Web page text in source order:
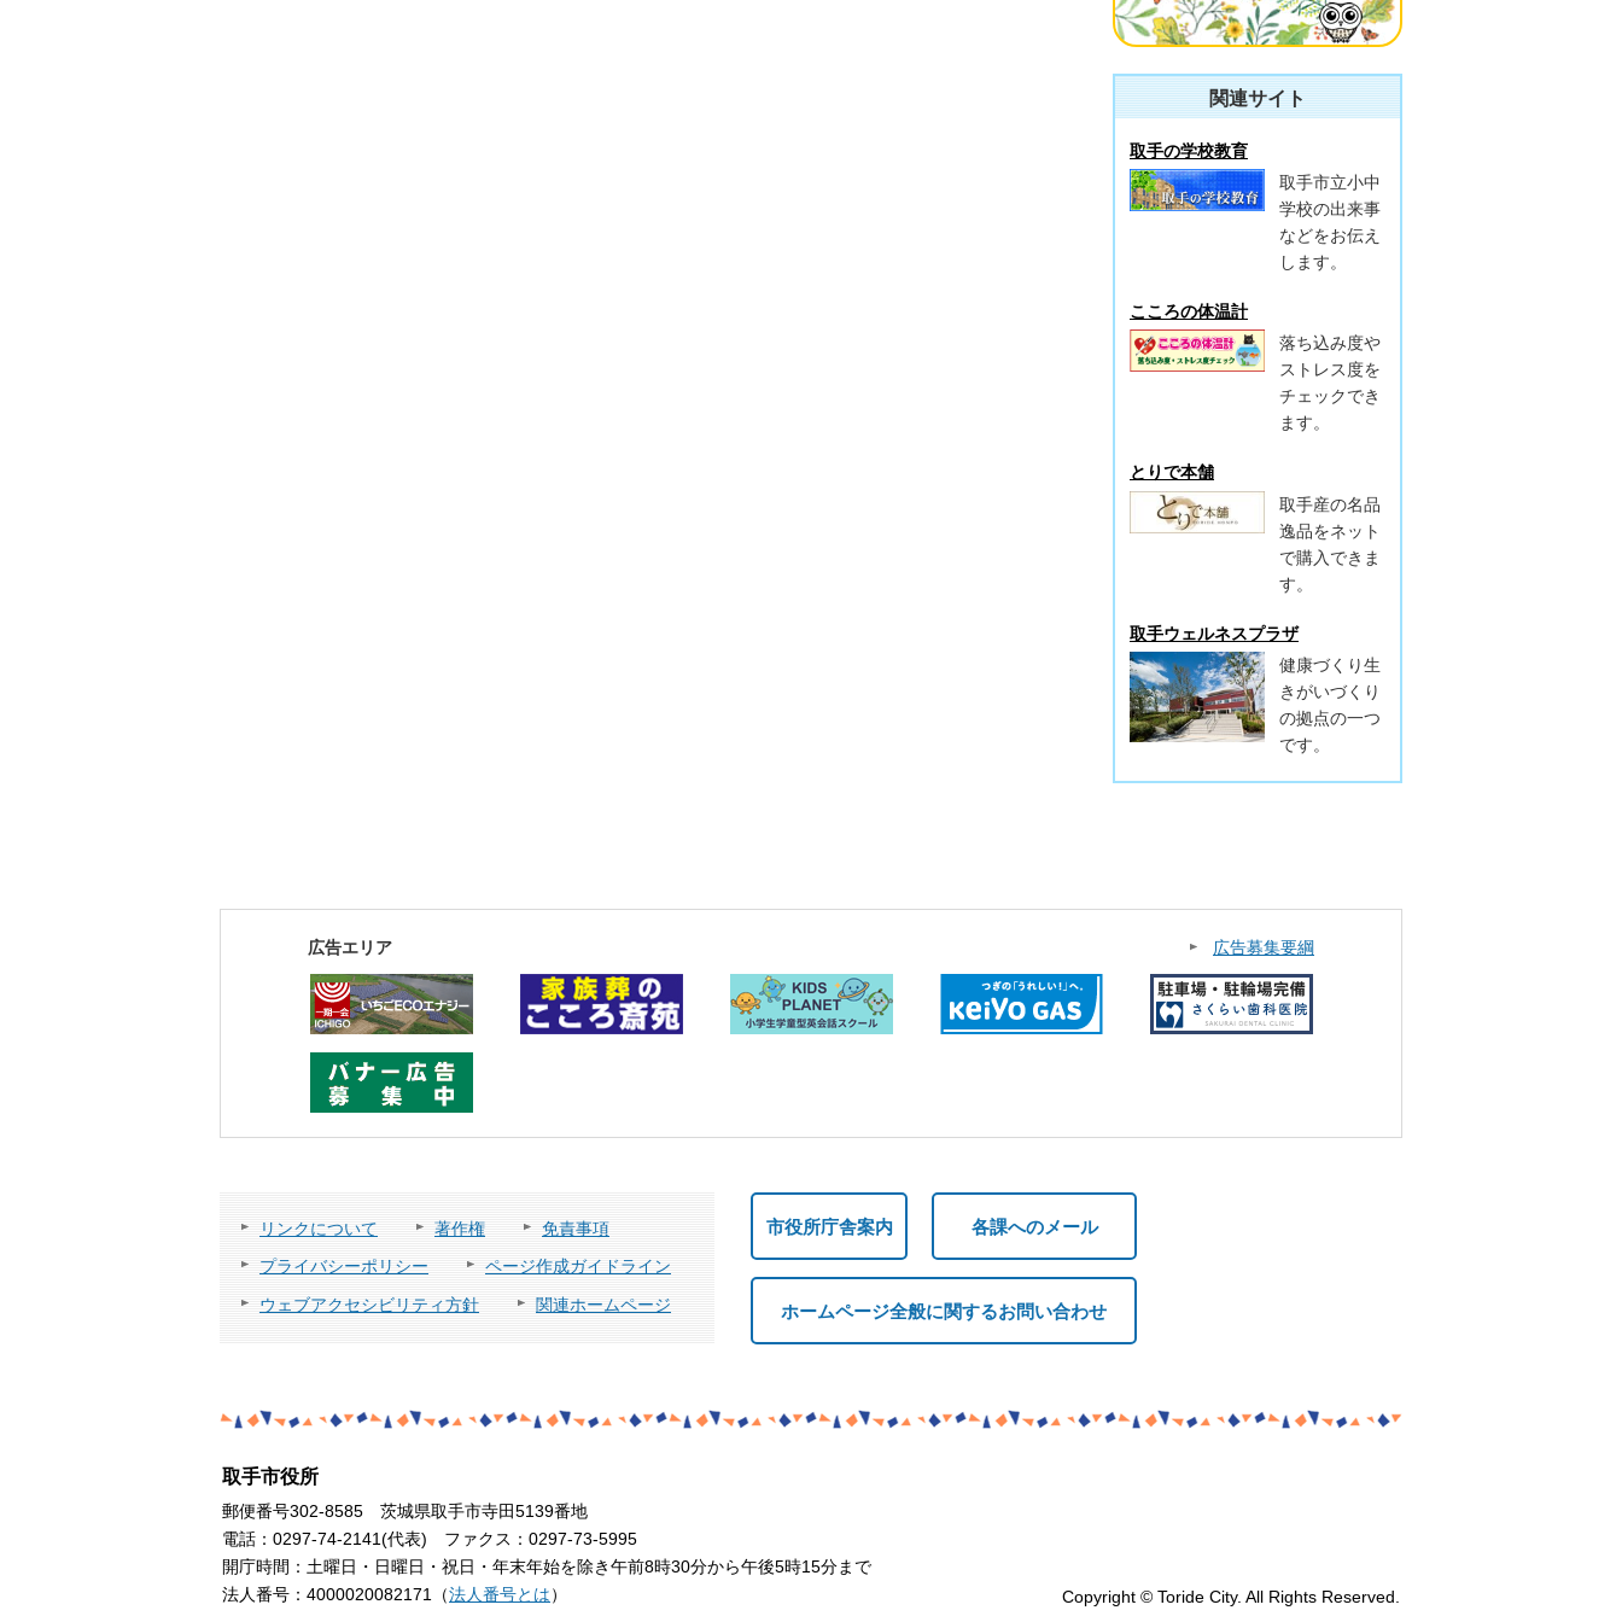
関連サイト
取手の学校教育
取手市立小中
学校の出来事
などをお伝え
します。
こころの体温計
落ち込み度や
ストレス度を
チェックでき
ます。
とりで本舗
取手産の名品
逸品をネット
で購入できま
す。
取手ウェルネスプラザ
健康づくり生
きがいづくり
の拠点の一つ
です。
広告エリア 広告募集要綱
リンクについて 著作権
免責事項
プライバシーポリシー
ページ作成ガイドライン
ウェブアクセシビリティ方針
関連ホームページ
市役所庁舎案内 各課へのメール
ホームページ全般に関するお問い合わせ
取手市役所
郵便番号302-8585 茨城県取手市寺田5139番地
電話：0297-74-2141(代表) ファクス：0297-73-5995
開庁時間：土曜日・日曜日・祝日・年末年始を除き午前8時30分から午後5時15分まで
法人番号：4000020082171（法人番号とは） Copyright © Toride City. All Rights Reserved.